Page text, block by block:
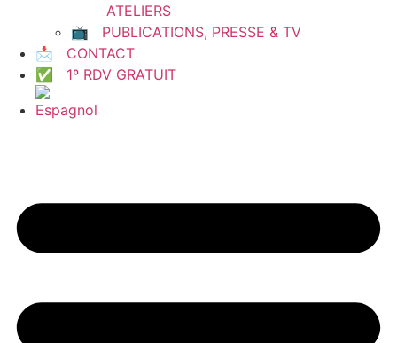
ATELIERS
📺 PUBLICATIONS, PRESSE & TV
📩 CONTACT
✅ 1º RDV GRATUIT